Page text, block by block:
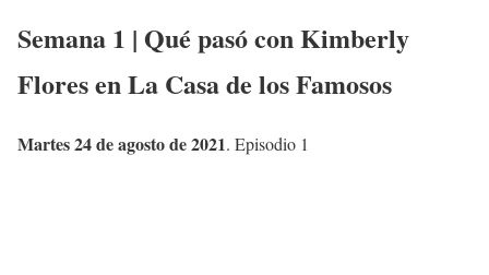
Semana 1 | Qué pasó conKimberly
Floresen La Casa de los Famosos
Martes 24 de agosto de 2021. Episodio 1